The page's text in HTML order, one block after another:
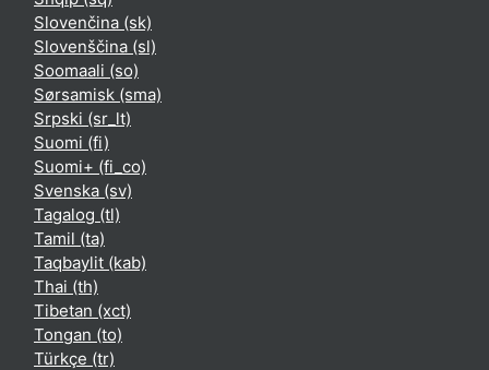
Slovenčina ‎(sk)‎
Slovenščina ‎(sl)‎
Soomaali ‎(so)‎
Sørsamisk ‎(sma)‎
Srpski ‎(sr_lt)‎
Suomi ‎(fi)‎
Suomi+ ‎(fi_co)‎
Svenska ‎(sv)‎
Tagalog ‎(tl)‎
Tamil ‎(ta)‎
Taqbaylit ‎(kab)‎
Thai ‎(th)‎
Tibetan ‎(xct)‎
Tongan ‎(to)‎
Türkçe ‎(tr)‎